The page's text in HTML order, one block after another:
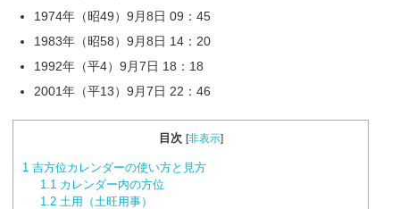
1974年（昭49）9月8日 09：45
1983年（昭58）9月8日 14：20
1992年（平4）9月7日 18：18
2001年（平13）9月7日 22：46
目次 [非表示]
1 吉方位カレンダーの使い方と見方
1.1 カレンダー内の方位
1.2 土用（土旺用事）